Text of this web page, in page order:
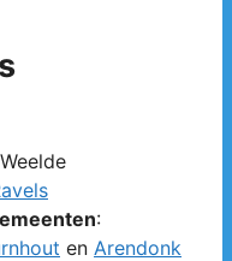
:
en Arendonk